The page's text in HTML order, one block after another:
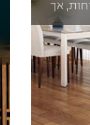
אך